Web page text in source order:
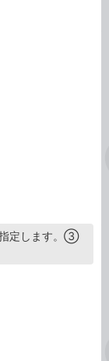
定します。③